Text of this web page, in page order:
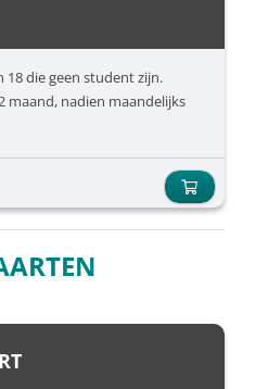
die geen student zijn.
maand, nadien maandelijks